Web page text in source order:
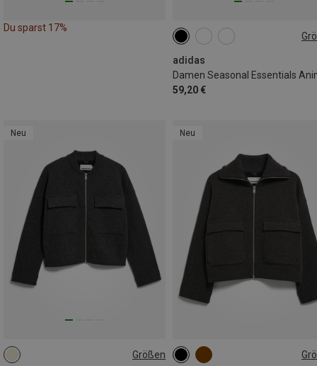
Du sparst 17%
adidas
59,20 €
XS
Neu
Größen
XS
Neu
XS S